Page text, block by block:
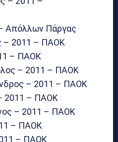
Απόλλων Πάργας
– 2011 – ΠΑΟΚ
– ΠΑΟΚ
– 2011 – ΠΑΟΚ
– 2011 – ΠΑΟΚ
2011 – ΠΑΟΚ
– 2011 – ΠΑΟΚ
– ΠΑΟΚ
– ΠΑΟΚ